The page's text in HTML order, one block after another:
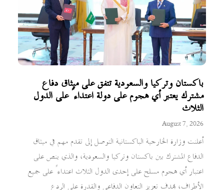
باكستان وتركيا والسعودية تتفق على ميثاق دفاع
مشترك يعتبر أي هجوم على دولة اعتداءً على الدول
الثلاث
August 7, 2026
أعلنت وزارة الخارجية الباكستانية التوصل إلى تقدم مهم في ميثاق
الدفاع المشترك بين باكستان وتركيا والسعودية، والذي ينص على
اعتبار أي هجوم مسلح على إحدى الدول الثلاث اعتداءً على جميع
الأطراف، بهدف تعزيز التعاون الدفاعي والقدرة على الردع